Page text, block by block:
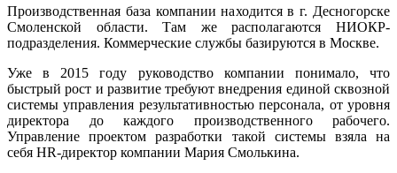
Производственная база компании находится в г. Десногорске
Смоленской области. Там же располагаются НИОКР-
подразделения. Коммерческие службы базируются в Москве.
Уже в 2015 году руководство компании понимало, что
быстрый рост и развитие требуют внедрения единой сквозной
системы управления результативностью персонала, от уровня
директора до каждого производственного рабочего.
Управление проектом разработки такой системы взяла на
себя HR-директор компании Мария Смолькина.